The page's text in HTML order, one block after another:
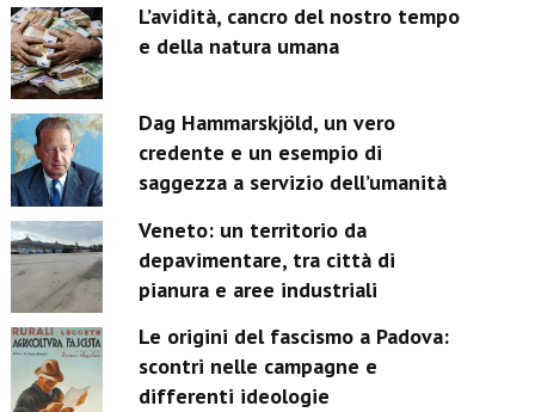
L’avidità, cancro del nostro tempo
e della natura umana
Dag Hammarskjöld, un vero
credente e un esempio di
saggezza a servizio dell’umanità
Veneto: un territorio da
depavimentare, tra città di
pianura e aree industriali
Le origini del fascismo a Padova:
scontri nelle campagne e
differenti ideologie